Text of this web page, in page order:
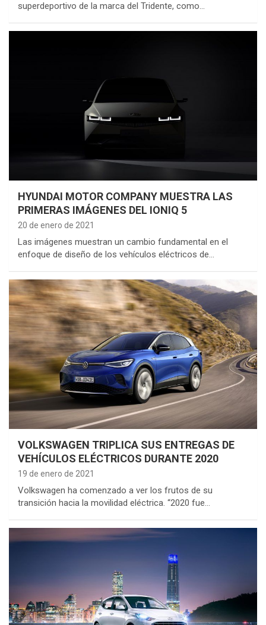
superdeportivo de la marca del Tridente, como…
HYUNDAI MOTOR COMPANY MUESTRA LAS
PRIMERAS IMÁGENES DEL IONIQ 5
20 de enero de 2021
Las imágenes muestran un cambio fundamental en el
enfoque de diseño de los vehículos eléctricos de…
VOLKSWAGEN TRIPLICA SUS ENTREGAS DE
VEHÍCULOS ELÉCTRICOS DURANTE 2020
19 de enero de 2021
Volkswagen ha comenzado a ver los frutos de su
transición hacia la movilidad eléctrica. “2020 fue…